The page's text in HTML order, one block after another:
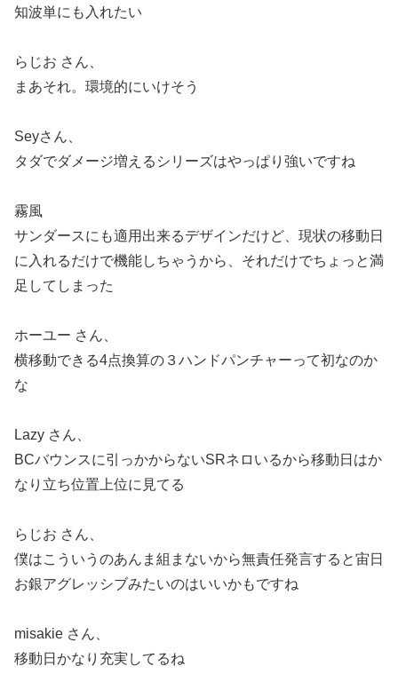
知波単にも入れたい
らじお さん、
まあそれ。環境的にいけそう
Seyさん、
タダでダメージ増えるシリーズはやっぱり強いですね
霧風
サンダースにも適用出来るデザインだけど、現状の移動日
に入れるだけで機能しちゃうから、それだけでちょっと満
足してしまった
ホーユー さん、
横移動できる4点換算の３ハンドパンチャーって初なのか
な
Lazy さん、
BCバウンスに引っかからないSRネロいるから移動日はか
なり立ち位置上位に見てる
らじお さん、
僕はこういうのあんま組まないから無責任発言すると宙日
お銀アグレッシブみたいのはいいかもですね
misakie さん、
移動日かなり充実してるね